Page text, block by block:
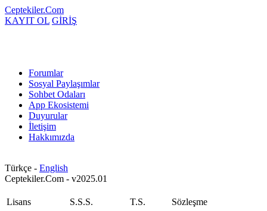
Ceptekiler.Com
KAYIT OL GİRİŞ
Forumlar
Sosyal Paylaşımlar
Sohbet Odaları
App Ekosistemi
Duyurular
İletişim
Hakkımızda
Türkçe - English
Ceptekiler.Com - v2025.01
Lisans S.S.S. T.S. Sözleşme